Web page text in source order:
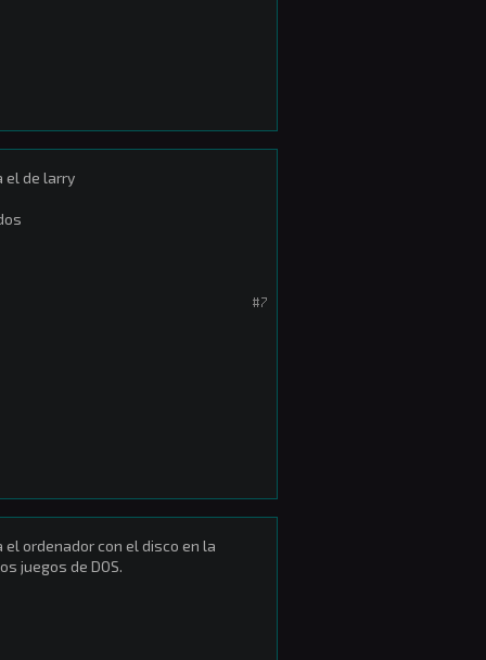
el de larry
#7
el ordenador con el disco en la
juegos de DOS.